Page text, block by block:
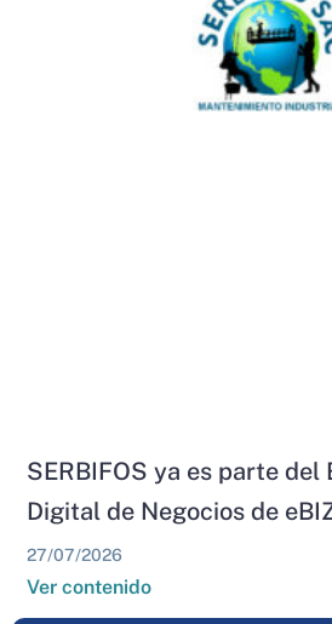
SERBIFOS ya es parte del
Digital de Negocios de
27/07/2026
Ver contenido